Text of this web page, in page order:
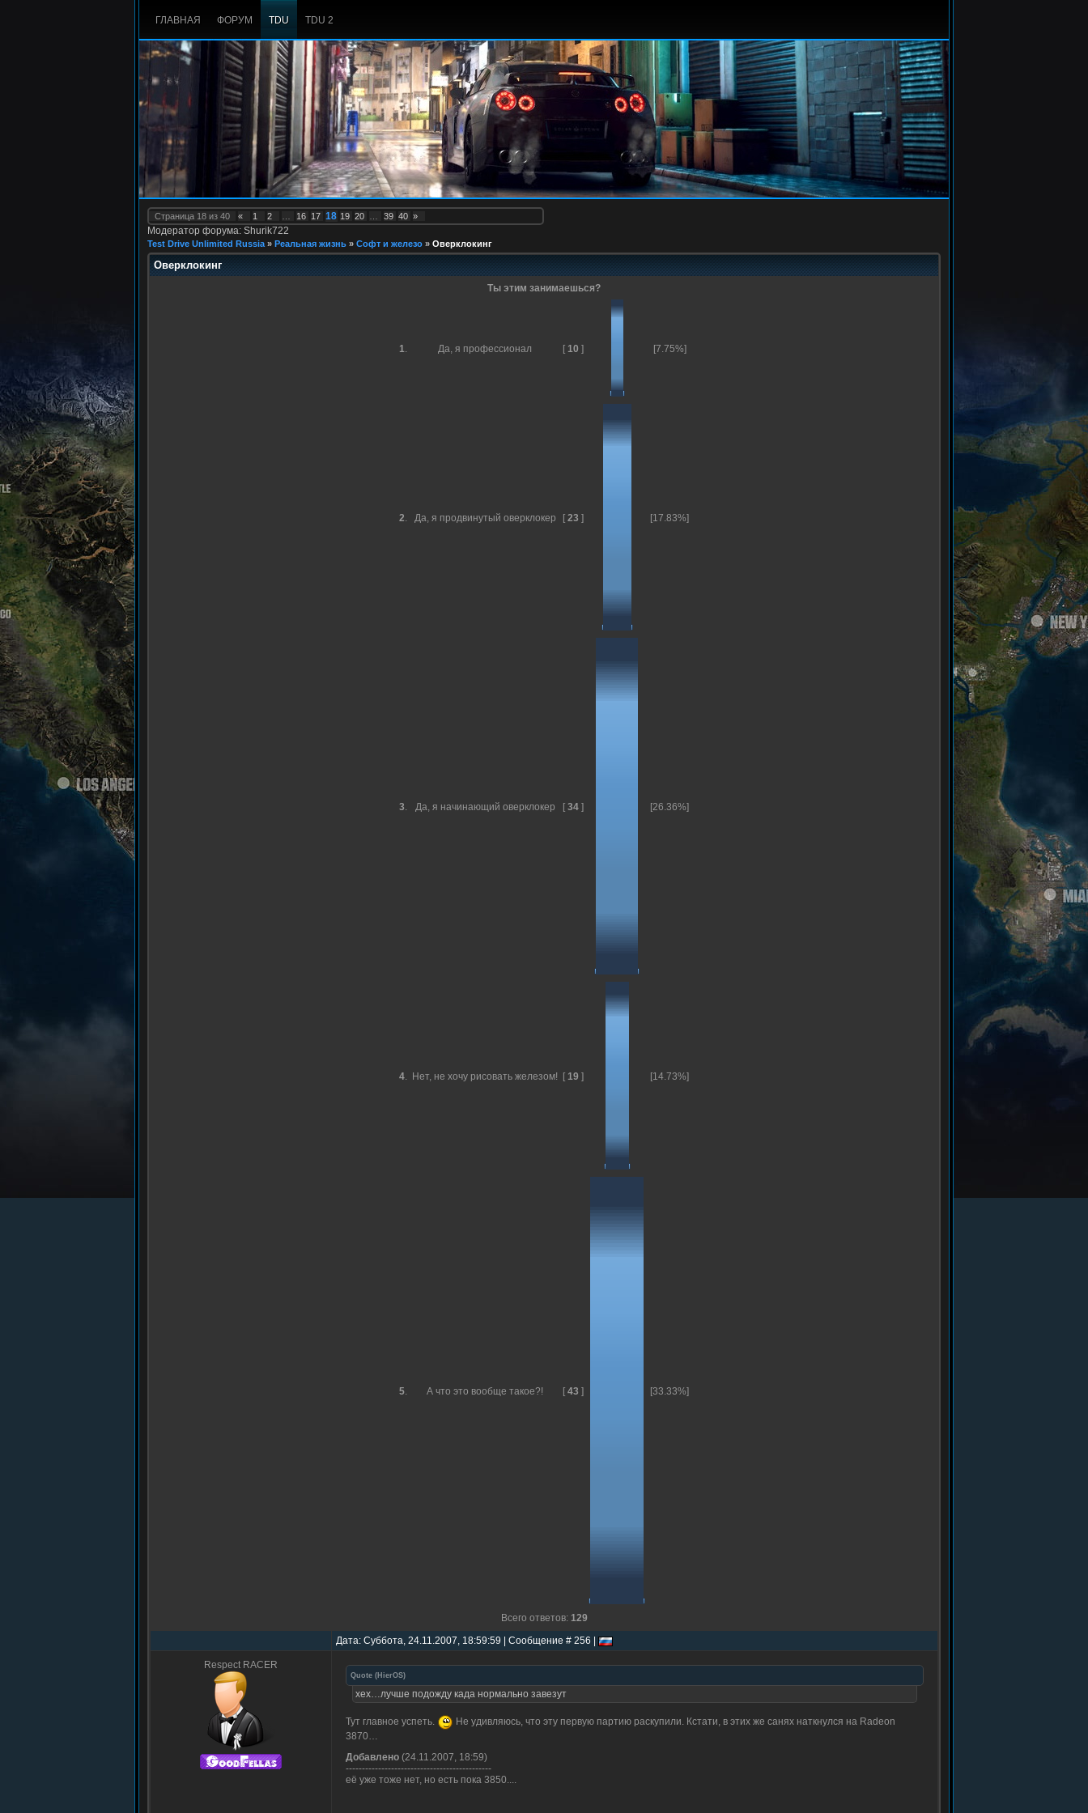
ГЛАВНАЯ ФОРУМ TDU TDU 2
Страница 18 из 40 « 1 2 16 17 18 19 20 39 40 »
Модератор форума: Shurik722
Test Drive Unlimited Russia » Реальная жизнь » Софт и железо » Оверклокинг
Оверклокинг
Ты этим занимаешься?
1. Да, я профессионал [ 10 ] [7.75%]
2. Да, я продвинутый оверклокер [ 23 ] [17.83%]
3. Да, я начинающий оверклокер [ 34 ] [26.36%]
4. Нет, не хочу рисовать железом! [ 19 ] [14.73%]
5. А что это вообще такое?! [ 43 ] [33.33%]
Всего ответов: 129
Дата: Суббота, 24.11.2007, 18:59:59 | Сообщение # 256 |
Respect RACER
Quote ( HierOS)
хех…лучше подожду када нормально завезут
Тут главное успеть.
Не удивляюсь, что эту первую партию раскупили. Кстати, в этих же санях наткнулся на Radeon
3870…
Добавлено (24.11.2007, 18:59)
---------------------------------------------
её уже тоже нет, но есть пока 3850....